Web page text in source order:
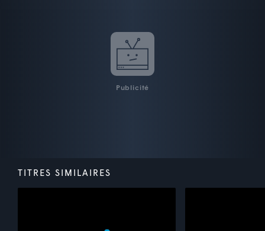
Publicité
TITRES SIMILAIRES